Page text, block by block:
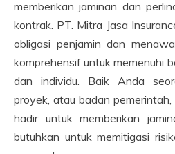
memberikan jaminan dan
kontrak. PT. Mitra Jasa
obligasi penjamin dan
komprehensif untuk memenuhi
dan individu. Baik Anda
proyek, atau badan pemerintah,
hadir untuk memberikan
butuhkan untuk memitigasi